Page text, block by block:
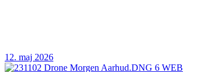
12. maj 2026